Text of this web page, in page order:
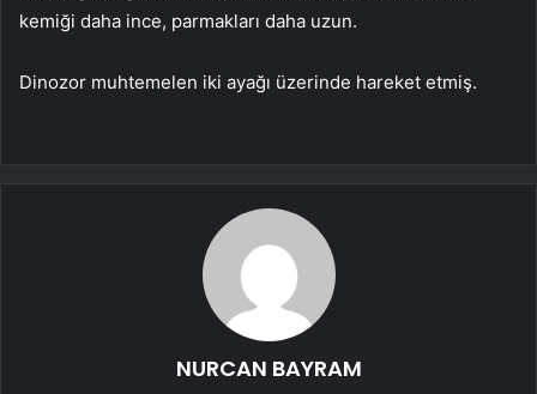
kemiği daha ince, parmakları daha uzun.
Dinozor muhtemelen iki ayağı üzerinde hareket etmiş.
NURCAN BAYRAM